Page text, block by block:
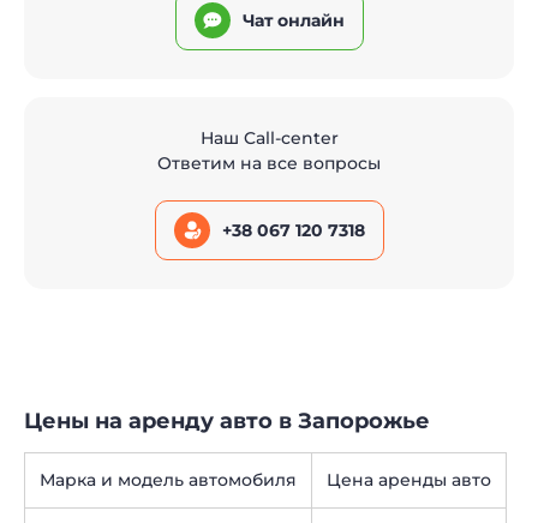
Чат онлайн
Наш Call-center
Ответим на все вопросы
+38 067 120 7318
Цены на аренду авто в Запорожье
Марка и модель автомобиля Цена аренды авто